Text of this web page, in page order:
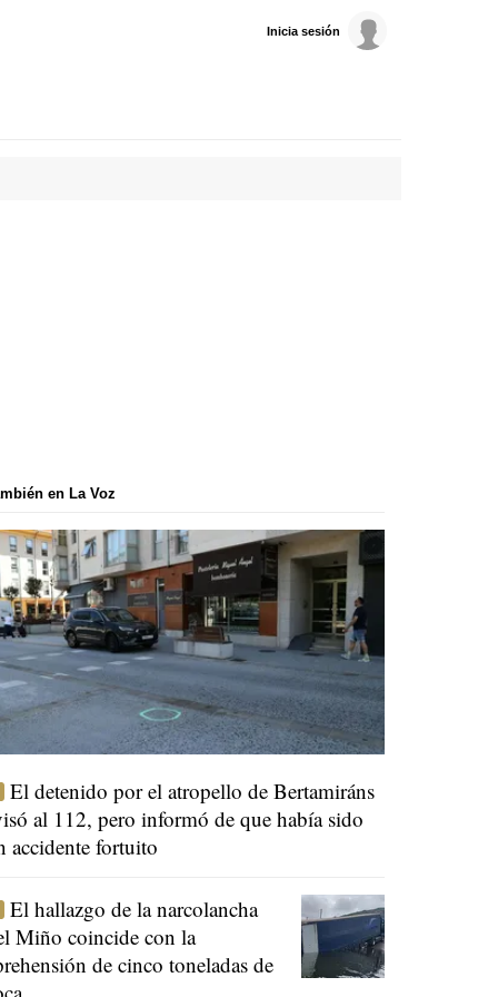
Inicia sesión
en La Voz
El detenido por el atropello de Bertamiráns
al 112, pero informó de que había sido
accidente fortuito
El hallazgo de la narcolancha
Miño coincide con la
de cinco toneladas de